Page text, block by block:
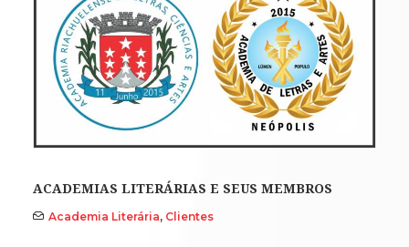
ACADEMIAS LITERÁRIAS E SEUS MEMBROS
Academia Literária, Clientes